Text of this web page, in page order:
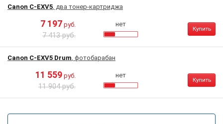
Canon C-EXV5, два тонер-картриджа
7 197 руб.
7 413 руб.
нет
Купить
Canon C-EXV5 Drum, фотобарабан
11 559 руб.
11 904 руб.
нет
Купить